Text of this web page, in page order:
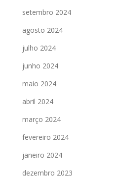
setembro 2024
agosto 2024
julho 2024
junho 2024
maio 2024
abril 2024
março 2024
fevereiro 2024
janeiro 2024
dezembro 2023